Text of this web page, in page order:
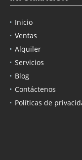
Inicio
Ventas
Alquiler
Servicios
Blog
Contáctenos
Políticas de